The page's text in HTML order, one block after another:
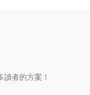
者的方案！